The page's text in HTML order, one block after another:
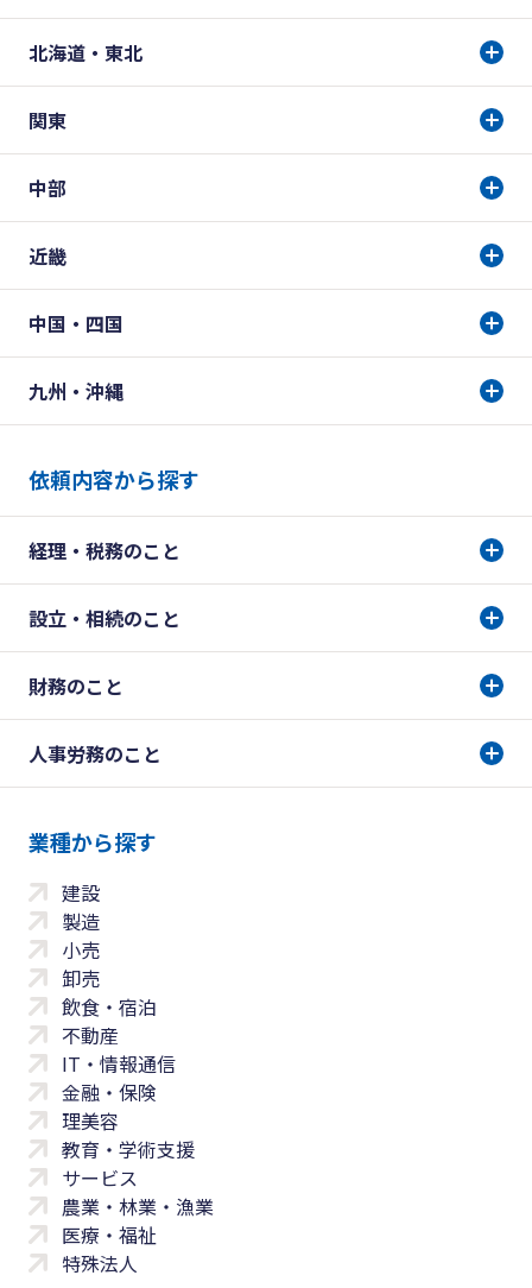
北海道・東北
関東
中部
近畿
中国・四国
九州・沖縄
依頼内容から探す
経理・税務のこと
設立・相続のこと
財務のこと
人事労務のこと
業種から探す
建設
製造
小売
卸売
飲食・宿泊
不動産
IT・情報通信
金融・保険
理美容
教育・学術支援
サービス
農業・林業・漁業
医療・福祉
特殊法人